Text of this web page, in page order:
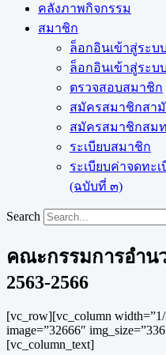
คลังภาพกิจกรรม
สมาชิก
ล็อกอินเข้าสู่ระบ
ล็อกอินเข้าสู่ระ
ตรวจสอบสมาชิก
สมัครสมาชิกสา
สมัครสมาชิกสม
ระเบียบสมาชิก
ระเบียบค่าจดทะ
(ฉบับที่ ๓)
Search
คณะกรรมการอำน
2563-2566
[vc_row][vc_column
image=”32666″
[vc_column_text]